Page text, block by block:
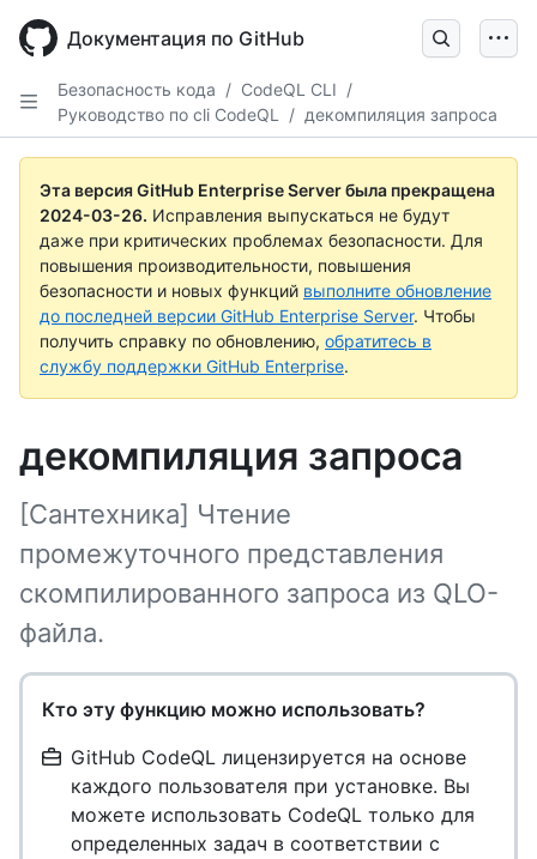
main
Документация по GitHub
Безопасность кода / CodeQL CLI /
Руководство по cli CodeQL
/ декомпиляция запроса
Эта версия GitHub Enterprise Server была прекращена
2024-03-26. Исправления выпускаться не будут
даже при критических проблемах безопасности. Для
повышения производительности, повышения
безопасности и новых функций выполните обновление
до последней версии GitHub Enterprise Server. Чтобы
получить справку по обновлению, обратитесь в
службу поддержки GitHub Enterprise.
декомпиляция запроса
[Сантехника] Чтение
промежуточного представления
скомпилированного запроса из QLO-
файла.
Кто эту функцию можно использовать?
GitHub CodeQL лицензируется на основе
каждого пользователя при установке. Вы
можете использовать CodeQL только для
определенных задач в соответствии с